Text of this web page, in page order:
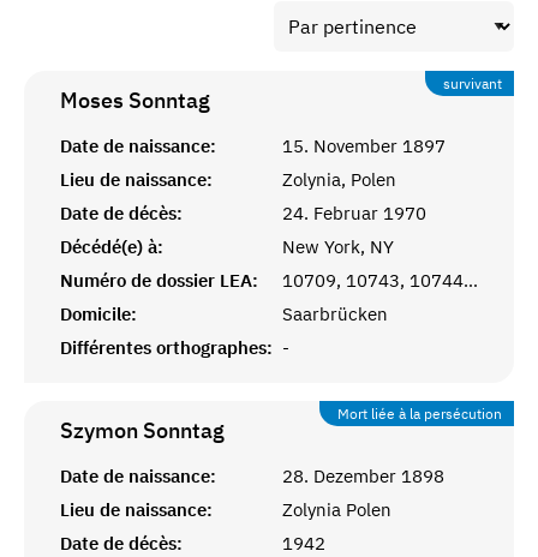
survivant
Moses Sonntag
Date de naissance:
15. November 1897
Lieu de naissance:
Zolynia, Polen
Date de décès:
24. Februar 1970
Décédé(e) à:
New York, NY
Numéro de dossier LEA:
10709, 10743, 10744, 10745
Domicile:
Saarbrücken
Différentes orthographes: -
Mort liée à la persécution
Szymon Sonntag
Date de naissance:
28. Dezember 1898
Lieu de naissance:
Zolynia Polen
Date de décès:
1942